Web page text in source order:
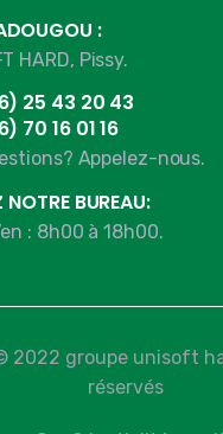
:
HARD, Pissy.
25 43 20 43
70 16 01 16
Appelez-nous.
NOTRE BUREAU:
: 8h00 à 18h00.
2022 groupe unisoft
réservés